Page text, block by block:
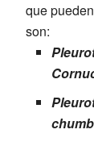
que
son: